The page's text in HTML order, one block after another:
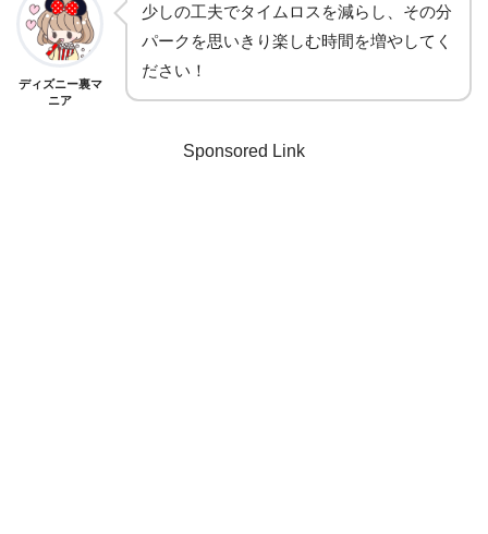
ディズニー裏マ
ニア
少しの工夫でタイムロスを減らし、その分
パークを思いきり楽しむ時間を増やしてく
ださい！
Sponsored Link